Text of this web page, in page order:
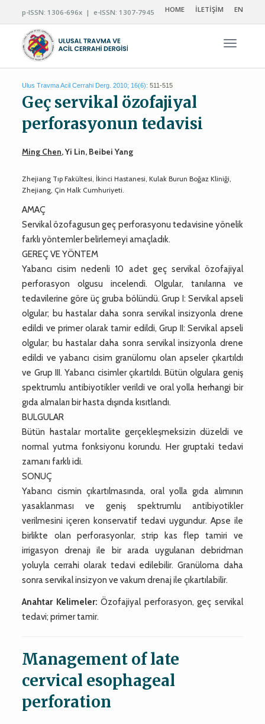
p-ISSN: 1306-696x | e-ISSN: 1307-7945 HOME İLETİŞİM EN
Ulus Travma Acil Cerrahi Derg. 2010; 16(6): 511-515
Geç servikal özofajiyal
perforasyonun tedavisi
Ming Chen, Yi Lin, Beibei Yang
Zhejiang Tıp Fakültesi, İkinci Hastanesi, Kulak Burun Boğaz Kliniği,
Zhejiang, Çin Halk Cumhuriyeti.
AMAÇ
Servikal özofagusun geç perforasyonu tedavisine yönelik
farklı yöntemler belirlemeyi amaçladık.
GEREÇ VE YÖNTEM
Yabancı cisim nedenli 10 adet geç servikal özofajiyal
perforasyon olgusu incelendi. Olgular, tanılarına ve
tedavilerine göre üç gruba bölündü. Grup I: Servikal apseli
olgular; bu hastalar daha sonra servikal insizyonla drene
edildi ve primer olarak tamir edildi, Grup II: Servikal apseli
olgular; bu hastalar daha sonra servikal insizyonla drene
edildi ve yabancı cisim granülomu olan apseler çıkartıldı
ve Grup III. Yabancı cisimler çıkartıldı. Bütün olgulara geniş
spektrumlu antibiyotikler verildi ve oral yolla herhangi bir
gıda almaları bir hasta dışında kısıtlandı.
BULGULAR
Bütün hastalar mortalite gerçekleşmeksizin düzeldi ve
normal yutma fonksiyonu korundu. Her gruptaki tedavi
zamanı farklı idi.
SONUÇ
Yabancı cismin çıkartılmasında, oral yolla gıda alımının
yasaklanması ve geniş spektrumlu antibiyotikler
verilmesini içeren konservatif tedavi uygundur. Apse ile
birlikte olan perforasyonlar, strip kas flep tamiri ve
irrigasyon drenajı ile bir arada uygulanan debridman
yoluyla cerrahi olarak tedavi edilebilir. Granüloma daha
sonra servikal insizyon ve vakum drenaj ile çıkartılabilir.
Anahtar Kelimeler: Özofajiyal perforasyon, geç servikal
tedavi; primer tamir.
Management of late
cervical esophageal
perforation